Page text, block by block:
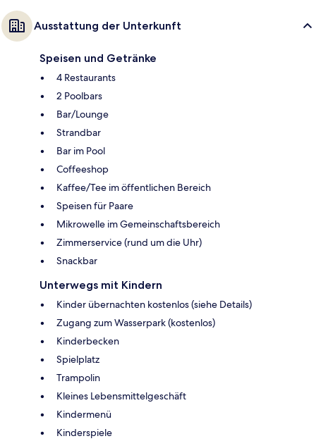
Ausstattung der Unterkunft
Speisen und Getränke
4 Restaurants
2 Poolbars
Bar/Lounge
Strandbar
Bar im Pool
Coffeeshop
Kaffee/Tee im öffentlichen Bereich
Speisen für Paare
Mikrowelle im Gemeinschaftsbereich
Zimmerservice (rund um die Uhr)
Snackbar
Unterwegs mit Kindern
Kinder übernachten kostenlos (siehe Details)
Zugang zum Wasserpark (kostenlos)
Kinderbecken
Spielplatz
Trampolin
Kleines Lebensmittelgeschäft
Kindermenü
Kinderspiele